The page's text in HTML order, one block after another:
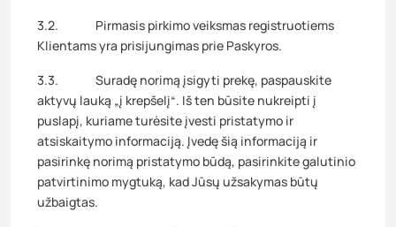
3.2. Pirmasis pirkimo veiksmas registruotiems
Klientams yra prisijungimas prie Paskyros.
3.3. Suradę norimą įsigyti prekę, paspauskite
aktyvų lauką „į krepšelį“. Iš ten būsite nukreipti į
puslapį, kuriame turėsite įvesti pristatymo ir
atsiskaitymo informaciją. Įvedę šią informaciją ir
pasirinkę norimą pristatymo būdą, pasirinkite galutinio
patvirtinimo mygtuką, kad Jūsų užsakymas būtų
užbaigtas.